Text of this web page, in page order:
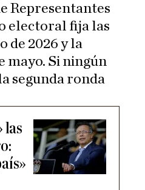
Representantes
electoral fija las
de 2026 y la
mayo. Si ningún
segunda ronda
las